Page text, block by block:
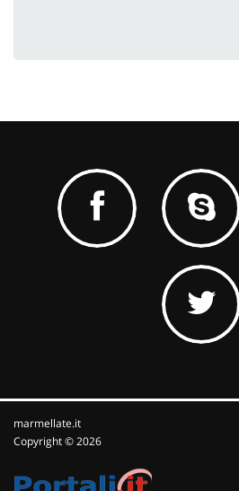
marmellate.it
Copyright © 2026